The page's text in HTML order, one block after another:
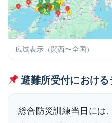
広域表示（関西〜全国）
避難所受付におけ
総合防災訓練当日には